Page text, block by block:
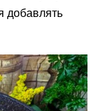
добавлять